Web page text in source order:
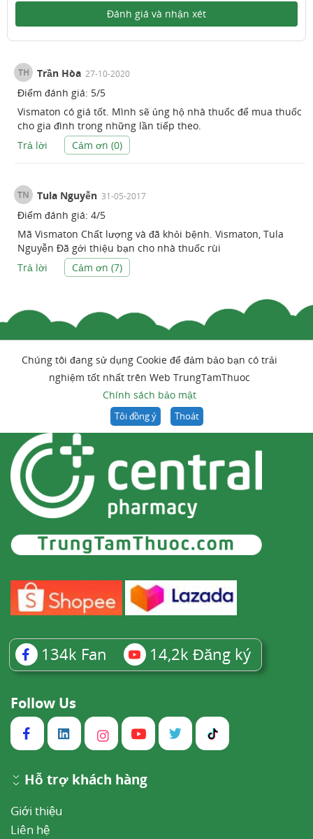
Đánh giá và nhận xét
TH Trần Hòa 27-10-2020
Điểm đánh giá: 5/5
Vismaton có giá tốt. Mình sẽ ủng hộ nhà thuốc để mua thuốc
cho gia đình trong những lần tiếp theo.
Trả lời
Cảm ơn (0)
TN Tula Nguyễn 31-05-2017
Điểm đánh giá: 4/5
Mã Vismaton Chất lượng và đã khỏi bệnh. Vismaton, Tula
Nguyễn Đã gới thiệu bạn cho nhà thuốc rùi
Trả lời
Cảm ơn (7)
Chúng tôi đang sử dụng Cookie để đảm bảo bạn có trải
nghiệm tốt nhất trên Web TrungTamThuoc
Chính sách bảo mật
Tôi đồng ý Thoát
134k Fan 14,2k Đăng ký
Follow Us
Hỗ trợ khách hàng
Giới thiệu
Liên hệ